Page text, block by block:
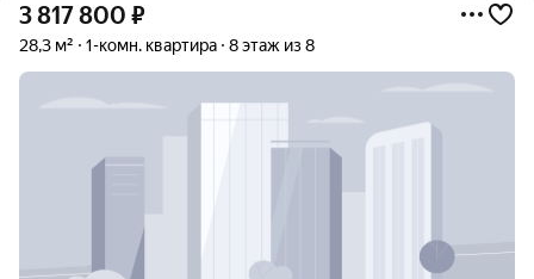
3 817 800 ₽
28,3 м² 1-комн. квартира 8 этаж из 8